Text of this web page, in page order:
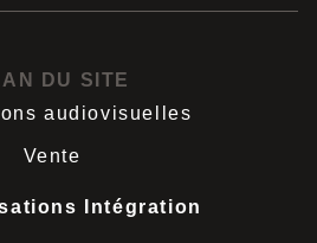
DU SITE
audiovisuelles
Vente
Intégration